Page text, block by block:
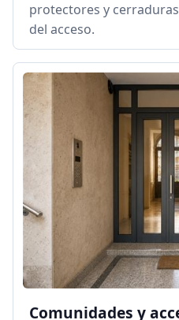
protectores y
del acceso.
Comunidades y